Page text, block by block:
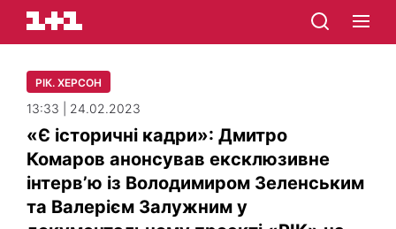
РІК. ХЕРСОН
13:33 | 24.02.2023
«Є історичні кадри»: Дмитро
Комаров анонсував ексклюзивне
інтерв’ю із Володимиром Зеленським
та Валерієм Залужним у